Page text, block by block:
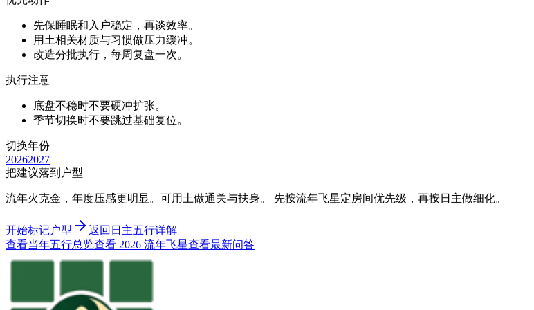
先保睡眠和入户稳定，再谈效率。
用土相关材质与习惯做压力缓冲。
改造分批执行，每周复盘一次。
执行注意
底盘不稳时不要硬冲扩张。
季节切换时不要跳过基础复位。
切换年份
20262027
把建议落到户型
流年火克金，年度压感更明显。可用土做通关与扶身。 先按流年飞星定房间优先级，再按日主做细化。
开始标记户型
返回日主五行详解
查看当年五行总览查看 2026 流年飞星查看最新问答